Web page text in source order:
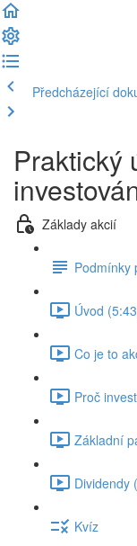
Předcházející
Praktický
Základy akcií
Podmínky
Úvod
Co je to
Proč
Základní
Dividendy
Kvíz